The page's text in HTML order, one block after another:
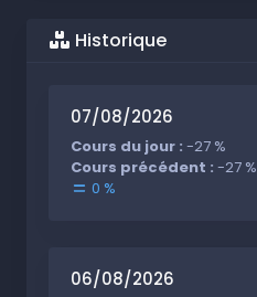
Historique
07/08/2026
Cours du jour : -27 %
Cours précédent : -27 %
0 %
06/08/2026